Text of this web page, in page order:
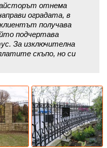
отнема
оградата, в
получава
подчертава
За изключителна
скъпо, но си